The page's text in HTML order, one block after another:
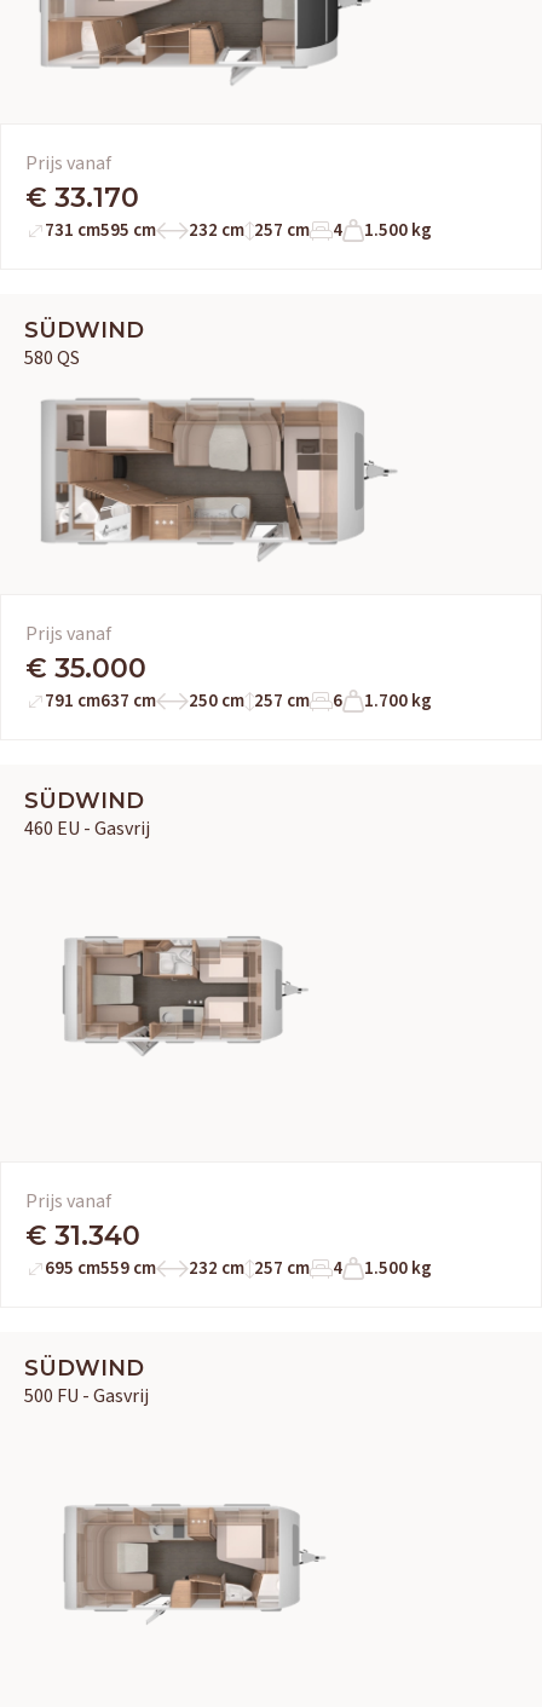
Prijs vanaf
€ 33.170
731 cm595 cm 232 cm 257 cm 4 1.500 kg
SÜDWIND
580 QS
Prijs vanaf
€ 35.000
791 cm637 cm 250 cm 257 cm 6 1.700 kg
SÜDWIND
460 EU - Gasvrij
Prijs vanaf
€ 31.340
695 cm559 cm 232 cm 257 cm 4 1.500 kg
SÜDWIND
500 FU - Gasvrij